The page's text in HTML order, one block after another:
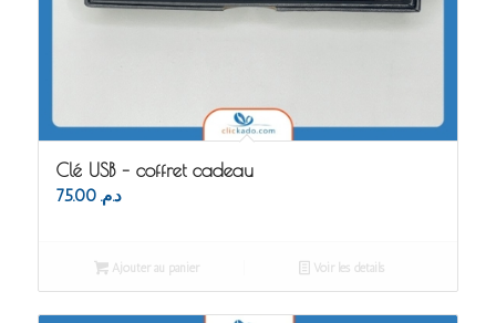
Clé USB – coffret cadeau
د.م. 75.00
Ajouter au panier Voir les détails